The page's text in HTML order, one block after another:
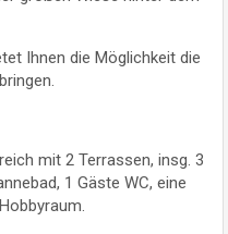
Ihnen die Möglichkeit die
mit 2 Terrassen, insg. 3
1 Gäste WC, eine